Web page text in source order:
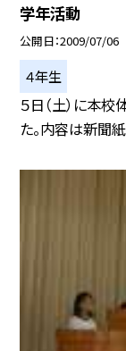
学年活動
公開日 2009/07/06
４年生
５日（土）に本
た。内容は新聞